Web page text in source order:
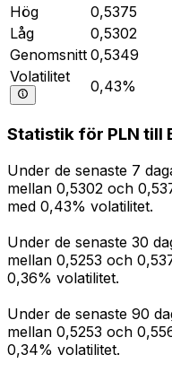
Hög
0,5375
Låg
0,5302
Genomsnitt 0,5349
Volatilitet
0,43%
Statistik för PLN till
Under de senaste 7
mellan 0,5302 och
med 0,43% volatilitet.
Under de senaste 30
mellan 0,5253 och
0,36% volatilitet.
Under de senaste 90
mellan 0,5253 och
0,34% volatilitet.